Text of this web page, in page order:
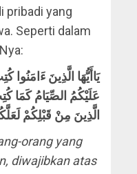
pribadi yang
Seperti dalam
يَاأَيُّهَا الَّذِينَ ءَامَنُوا
عَلَيْكُمُ الصِّيَامُ كَمَا
الَّذِينَ مِنْ قَبْلِكُمْ
orang yang
diwajibkan atas